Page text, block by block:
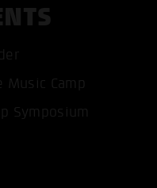
AKZEPTIEREN
Music Camp
Symposium